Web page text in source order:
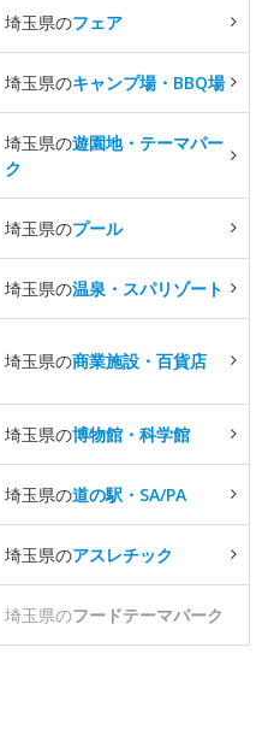
埼玉県のフェア
埼玉県のキャンプ場・BBQ場
埼玉県の遊園地・テーマパー
ク
埼玉県のプール
埼玉県の温泉・スパリゾート
埼玉県の商業施設・百貨店
埼玉県の博物館・科学館
埼玉県の道の駅・SA/PA
埼玉県のアスレチック
埼玉県のフードテーマパーク